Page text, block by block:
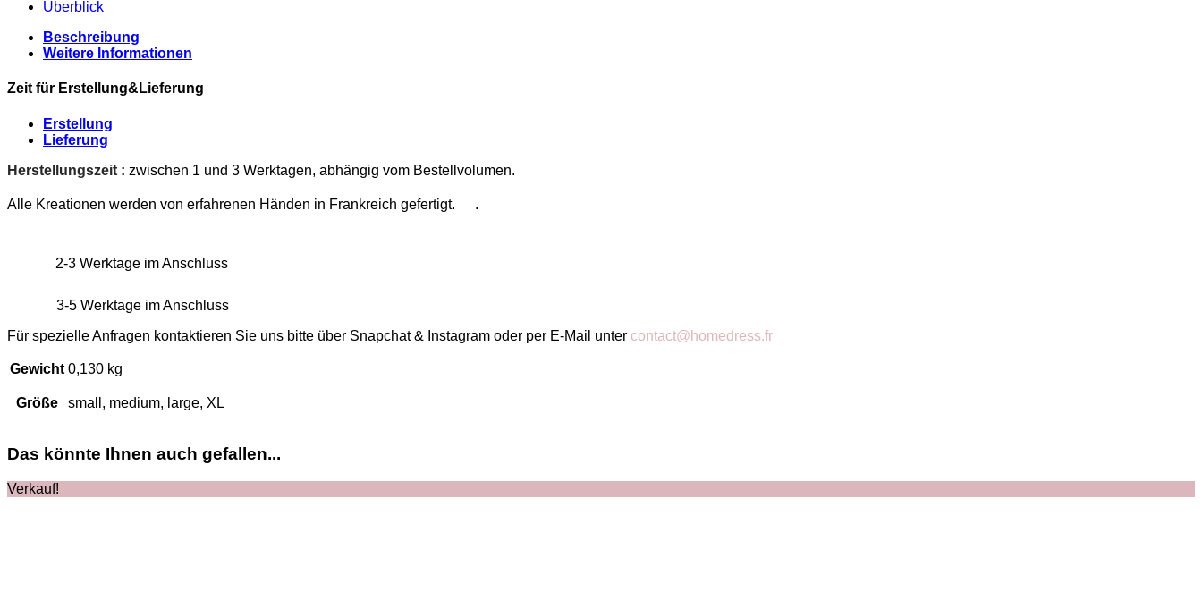
Überblick
Beschreibung
Weitere Informationen
Zeit für Erstellung&Lieferung
Erstellung
Lieferung
Herstellungszeit : zwischen 1 und 3 Werktagen, abhängig vom Bestellvolumen.
Alle Kreationen werden von erfahrenen Händen in Frankreich gefertigt. .
2-3 Werktage im Anschluss
3-5 Werktage im Anschluss
Für spezielle Anfragen kontaktieren Sie uns bitte über Snapchat & Instagram oder per E-Mail unter contact@homedress.fr
Gewicht 0,130 kg
Größe small, medium, large, XL
Das könnte Ihnen auch gefallen...
Verkauf!